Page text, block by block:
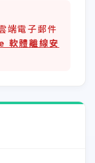
端電子郵件
軟體離線安